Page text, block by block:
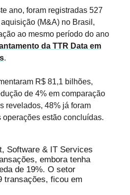
ano, foram registradas 527
(M&A) no Brasil,
ao mesmo período do ano
da TTR Data em
.
R$ 81,1 bilhões,
de 4% em comparação
revelados, 48% já foram
estão concluídas.
Software & IT Services
embora tenha
de 19%. O setor
transações, ficou em